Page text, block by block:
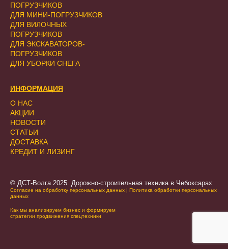
ПОГРУЗЧИКОВ
ДЛЯ МИНИ-ПОГРУЗЧИКОВ
ДЛЯ ВИЛОЧНЫХ
ПОГРУЗЧИКОВ
ДЛЯ ЭКСКАВАТОРОВ-
ПОГРУЗЧИКОВ
ДЛЯ УБОРКИ СНЕГА
ИНФОРМАЦИЯ
О НАС
АКЦИИ
НОВОСТИ
СТАТЬИ
ДОСТАВКА
КРЕДИТ И ЛИЗИНГ
© ДСТ-Волга 2025. Дорожно-строительная техника в Чебоксарах
Согласие на обработку персональных данных | Политика обработки персональных
данных
Как мы анализируем бизнес и формируем
стратегии продвижения спецтехники